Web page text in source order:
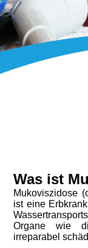
Was ist
Mukoviszidose
ist eine
Organe wie
irreparabel